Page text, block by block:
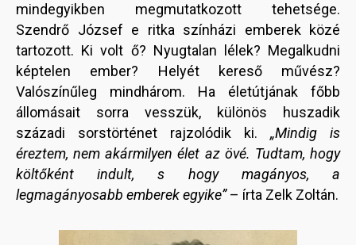
mindegyikben megmutatkozott tehetsége.
Szendrő József e ritka színházi emberek közé
tartozott. Ki volt ő? Nyugtalan lélek? Megalkudni
képtelen ember? Helyét kereső művész?
Valószínűleg mindhárom. Ha életútjának főbb
állomásait sorra vesszük, különös huszadik
századi sorstörténet rajzolódik ki. „Mindig is
éreztem, nem akármilyen élet az övé. Tudtam, hogy
költőként indult, s hogy magányos, a
legmagányosabb emberek egyike”– írta Zelk Zoltán.